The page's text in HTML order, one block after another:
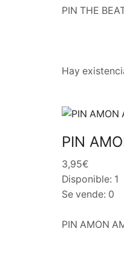
PIN THE
Hay
PIN
3,95€
Disponible: 1
Se vende: 0
PIN AMON